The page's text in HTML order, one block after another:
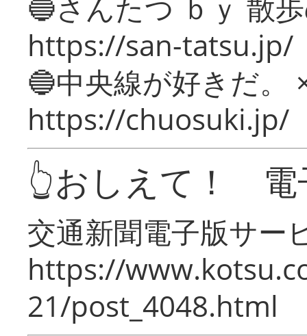
🔵さんたつ ｂｙ 散
https://san-tatsu.jp/
🔵中央線が好きだ。
https://chuosuki.jp/
👆おしえて！ 電
交通新聞電子版サー
https://
21/post_4048.html